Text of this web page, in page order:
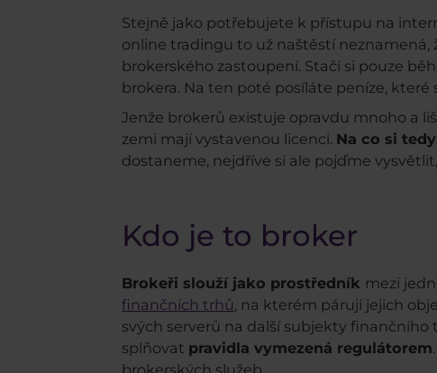
Stejně jako potřebujete k přístupu na
online tradingu to už naštěstí
brokerského zastoupení. Stačí si pouze
brokera. Na ten poté posíláte peníze,
Jenže brokerů existuje opravdu mnoho a
zemi mají vystavenou licenci. Na co si
dostaneme, nejdříve si ale pojďme
Kdo je to broker
Brokeři slouží jako prostředník mezi
finančních trhů, na kterém párují jejich
svých serverů na další subjekty
splňovat pravidla vymezená regulátorem
brokerských služeb.